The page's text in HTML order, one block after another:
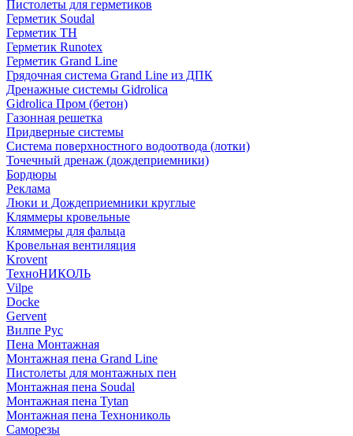
Пистолеты для герметиков
Герметик Soudal
Герметик ТН
Герметик Runotex
Герметик Grand Line
Грядочная система Grand Line из ДПК
Дренажные системы Gidrolica
Gidrolica Пром (бетон)
Газонная решетка
Придверные системы
Система поверхностного водоотвода (лотки)
Точечный дренаж (дождеприемники)
Бордюры
Рекламa
Люки и Дождеприемники круглые
Кляммеры кровельные
Кляммеры для фальца
Кровельная вентиляция
Krovent
ТехноНИКОЛЬ
Vilpe
Docke
Gervent
Вилпе Рус
Пена Монтажнaя
Монтажная пена Grand Linе
Пистолеты для монтажных пен
Монтажная пена Soudal
Монтажная пена Tytan
Монтажная пена Технониколь
Саморезы